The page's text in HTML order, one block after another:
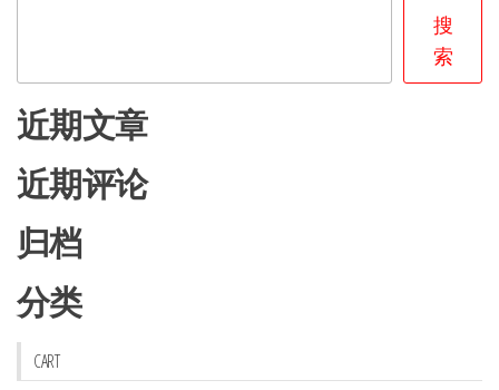
搜
索
近期文章
近期评论
归档
分类
CART